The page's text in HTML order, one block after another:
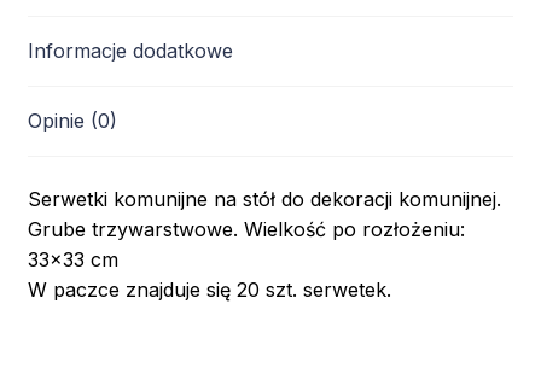
Informacje dodatkowe
Opinie (0)
Serwetki komunijne na stół do dekoracji komunijnej.
Grube trzywarstwowe. Wielkość po rozłożeniu:
33×33 cm
W paczce znajduje się 20 szt. serwetek.